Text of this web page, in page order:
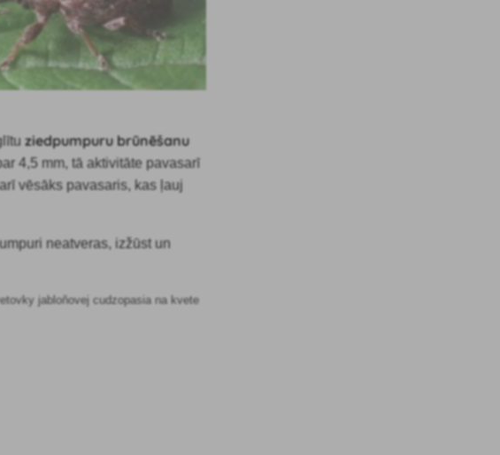
ziedpumpuru brūnēšanu
4,5 mm, tā aktivitāte pavasarī
vēsāks pavasaris, kas ļauj
neatveras, izžūst un